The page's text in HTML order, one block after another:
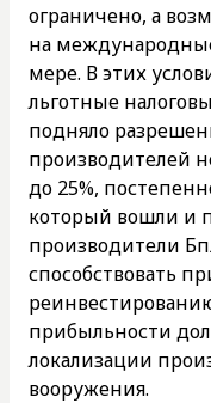
ограничено, а
на
мере. В этих
льготные
подняло
производителей
до 25%,
который вошли и
производители
способствовать
прибыльности
локализации
вооружения.